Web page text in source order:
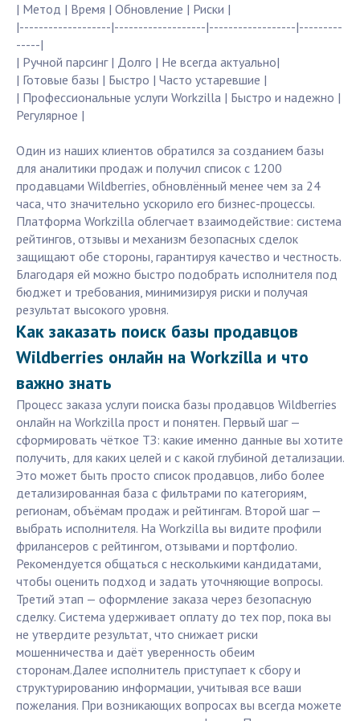
| Метод | Время | Обновление | Риски |
|-------------------|-------------------|------------------|---------
-----|
| Ручной парсинг | Долго | Не всегда актуально|
| Готовые базы | Быстро | Часто устаревшие |
| Профессиональные услуги Workzilla | Быстро и надежно |
Регулярное |
Один из наших клиентов обратился за созданием базы
для аналитики продаж и получил список с 1200
продавцами Wildberries, обновлённый менее чем за 24
часа, что значительно ускорило его бизнес-процессы.
Платформа Workzilla облегчает взаимодействие: система
рейтингов, отзывы и механизм безопасных сделок
защищают обе стороны, гарантируя качество и честность.
Благодаря ей можно быстро подобрать исполнителя под
бюджет и требования, минимизируя риски и получая
результат высокого уровня.
Как заказать поиск базы продавцов
Wildberries онлайн на Workzilla и что
важно знать
Процесс заказа услуги поиска базы продавцов Wildberries
онлайн на Workzilla прост и понятен. Первый шаг —
сформировать чёткое ТЗ: какие именно данные вы хотите
получить, для каких целей и с какой глубиной детализации.
Это может быть просто список продавцов, либо более
детализированная база с фильтрами по категориям,
регионам, объёмам продаж и рейтингам. Второй шаг —
выбрать исполнителя. На Workzilla вы видите профили
фрилансеров с рейтингом, отзывами и портфолио.
Рекомендуется общаться с несколькими кандидатами,
чтобы оценить подход и задать уточняющие вопросы.
Третий этап — оформление заказа через безопасную
сделку. Система удерживает оплату до тех пор, пока вы
не утвердите результат, что снижает риски
мошенничества и даёт уверенность обеим
сторонам.Далее исполнитель приступает к сбору и
структурированию информации, учитывая все ваши
пожелания. При возникающих вопросах вы всегда можете